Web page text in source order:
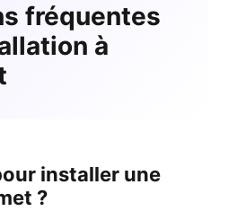
fréquentes
à
installer une
?